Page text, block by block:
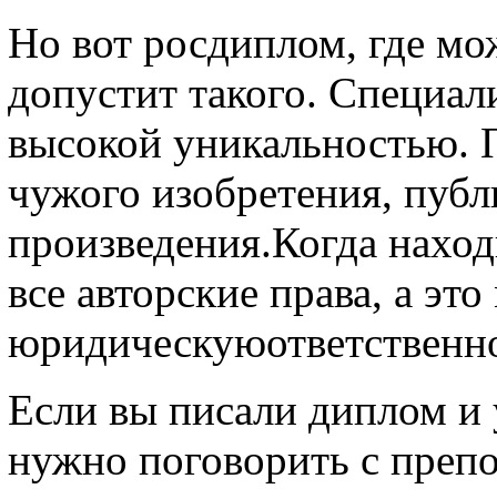
Но вот росдиплом, где
допустит такого.
высокой уникальностью.
чужого изобретения,
произведения.Когда
все авторские права, а
Если вы писали диплом и
нужно поговорить с